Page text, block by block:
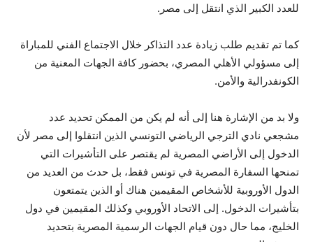
للعدد الكبير الذي انتقل إلى مصر.
كما تم تقديم طلب زيادة عدد التذاكر خلال الاجتماع الفني للمباراة
إلى مسؤولي الأهلي المصري، بحضور كافة الجهات المعنية من
الكونفدرالية والأمن.
ولا بد من الإشارة هنا إلى أنه لم يكن من الممكن تحديد عدد
مشجعي نادي الترجي الرياضي التونسي الذين انتقلوا إلى مصر لأن
الدخول إلى الأراضي المصرية لم يقتصر على التأشيرات التي
تمنحها السفارة المصرية في تونس فقط، بل حدث من العديد من
الدول الأوروبية للأشخاص المقيمين هناك أو الذين يتمتعون
بتأشيرات الدخول. إلى الاتحاد الأوروبي وكذلك المقيمين في دول
الخليج، مما حال دون قيام الجهات الرسمية المصرية بتحديد